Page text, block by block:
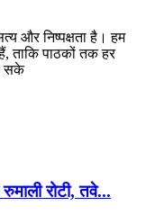
और निष्पक्षता है। हम
ताकि पाठकों तक हर
सके
रोटी, तवे...